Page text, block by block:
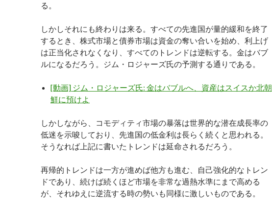
る。
しかしそれにも終わりは来る。すべての先進国が量的緩和を終了
するとき、株式市場と債券市場は資金の奪い合いを始め、利上げ
は正当化されなくなり、すべてのトレンドは逆転する。金はバブ
ルになるだろう。ジム・ロジャーズ氏の予測する通りである。
[動画] ジム・ロジャーズ氏: 金はバブルへ、資産はスイスか北朝
鮮に預けよ
しかしながら、コモディティ市場の暴落は世界的な潜在成長率の
低迷を示唆しており、先進国の低金利は長らく続くと思われる。
そうなれば上記に書いたトレンドは延命されるだろう。
再帰的トレンドは一方が進めば他方も進む、自己強化的なトレン
ドであり、続けば続くほど市場を非常な過熱水準にまで高める
が、それゆえに逆流する時の勢いも同様に激しいものである。